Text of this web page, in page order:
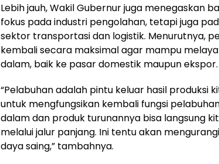
Lebih jauh, Wakil Gubernur juga menegaskan
fokus pada industri pengolahan, tetapi juga
sektor transportasi dan logistik. Menurutnya,
kembali secara maksimal agar mampu
dalam, baik ke pasar domestik maupun ekspor.
“Pelabuhan adalah pintu keluar hasil produksi
untuk mengfungsikan kembali fungsi
dalam dan produk turunannya bisa langsung
melalui jalur panjang. Ini tentu akan
daya saing,” tambahnya.